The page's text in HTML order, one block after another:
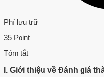
Phí lưu trữ
35 Point
Tóm tắt
I. Giới thiệu về Đánh giá